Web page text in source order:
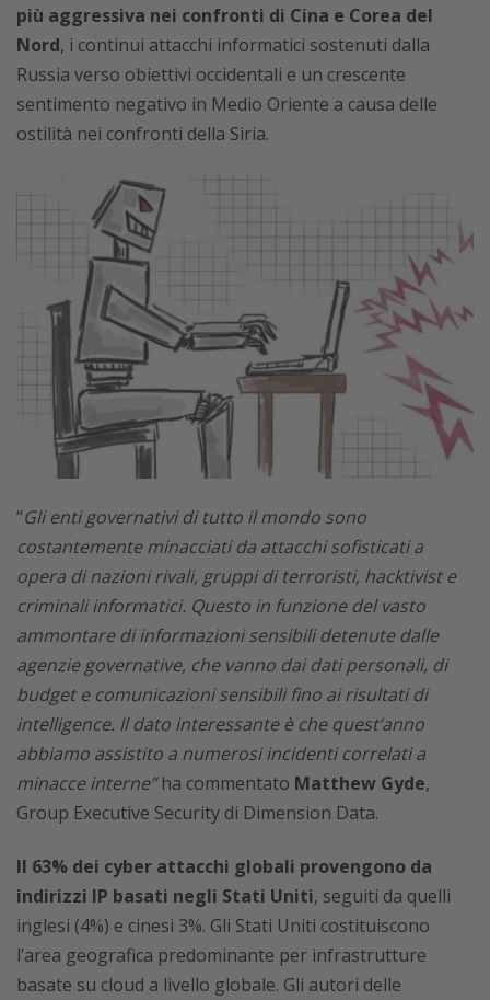
più aggressiva nei confronti di Cina e Corea del
Nord, i continui attacchi informatici sostenuti dalla
Russia verso obiettivi occidentali e un crescente
sentimento negativo in Medio Oriente a causa delle
ostilità nei confronti della Siria.
“Gli enti governativi di tutto il mondo sono
costantemente minacciati da attacchi sofisticati a
opera di nazioni rivali, gruppi di terroristi, hacktivist e
criminali informatici. Questo in funzione del vasto
ammontare di informazioni sensibili detenute dalle
agenzie governative, che vanno dai dati personali, di
budget e comunicazioni sensibili fino ai risultati di
intelligence. Il dato interessante è che quest’anno
abbiamo assistito a numerosi incidenti correlati a
minacce interne”ha commentato Matthew Gyde,
Group Executive Security di Dimension Data.
Il 63% dei cyber attacchi globali provengono da
indirizzi IP basati negli Stati Uniti, seguiti da quelli
inglesi (4%) e cinesi 3%. Gli Stati Uniti costituiscono
l’area geografica predominante per infrastrutture
basate su cloud a livello globale. Gli autori delle